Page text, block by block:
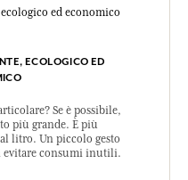
ECOLOGICO ED
Se è possibile,
più grande. È più
litro. Un piccolo gesto
evitare consumi inutili.